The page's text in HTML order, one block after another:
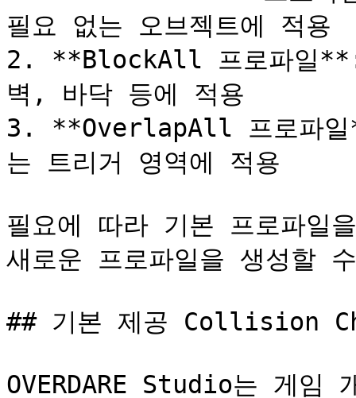
필요 없는 오브젝트에 적용
2. **BlockAll 프로파일**:
벽, 바닥 등에 적용
3. **OverlapAll 프로파일
는 트리거 영역에 적용
필요에 따라 기본 프로파일
새로운 프로파일을 생성할
## 기본 제공 Collision
OVERDARE Studio는 게